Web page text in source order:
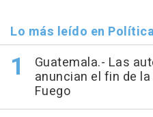
Lo más leído en
Guatemala.- Las
anuncian el fin de
Fuego